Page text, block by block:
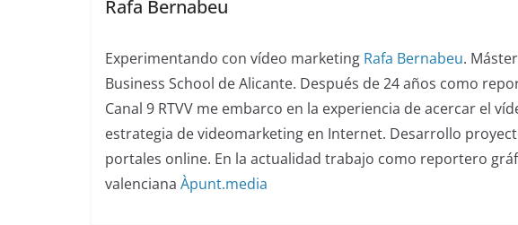
Rafa Bernabeu
Experimentando con vídeo marketing Rafa Bernabeu.
Business School de Alicante. Después de 24 años como
Canal 9 RTVV me embarco en la experiencia de acercar el
estrategia de videomarketing en Internet. Desarrollo
portales online. En la actualidad trabajo como reportero
valencianaÀpunt.media